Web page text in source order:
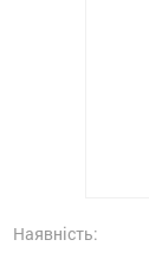
Наявність: